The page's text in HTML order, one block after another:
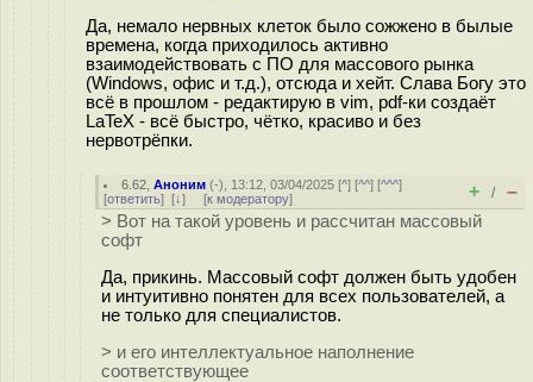
Да, немало нервных клеток было сожжено в былые
времена, когда приходилось активно
взаимодействовать с ПО для массового рынка
(Windows, офис и т.д.), отсюда и хейт. Слава Богу это
всё в прошлом - редактирую в vim, pdf-ки создаёт
LaTeX - всё быстро, чётко, красиво и без
нервотрёпки.
6.62 ,Аноним (-), 13:12, 03/04/2025 [^] [^^] [^^^]
[ответить] [↓] [к модератору] + / –
> Вот на такой уровень и рассчитан массовый
софт
Да, прикинь. Массовый софт должен быть удобен
и интуитивно понятен для всех пользователей, а
не только для специалистов.
> и его интеллектуальное наполнение
соответствующее